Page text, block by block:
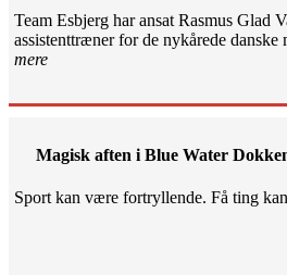
Team Esbjerg har ansat Rasmus Glad
assistenttræner for de nykårede danske
mere
Magisk aften i Blue Water
Sport kan være fortryllende. Få ting